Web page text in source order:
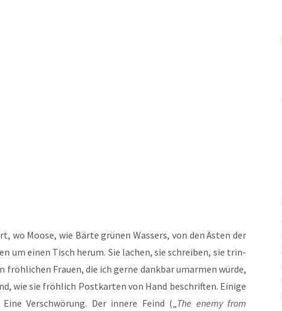
wo Moo­se, wie Bär­te grü­nen Was­sers, von den Ästen der
um einen Tisch her­um. Sie lachen, sie schrei­ben, sie trin­
fröh­li­chen Frau­en, die ich ger­ne dank­bar umar­men wür­de,
wie sie fröh­lich Post­kar­ten von Hand beschrif­ten. Eini­ge
Ver­schwö­rung. Der inne­re Feind („The ene­my from